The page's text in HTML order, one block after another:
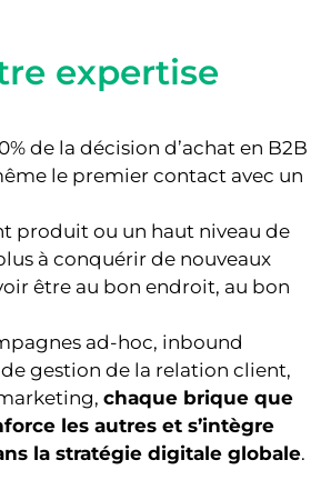
expertise
de la décision d’achat en B2B
le premier contact avec un
produit ou un haut niveau de
à conquérir de nouveaux
être au bon endroit, au bon
ad-hoc, inbound
gestion de la relation client,
chaque brique que
les autres et s’intègre
la stratégie digitale globale.